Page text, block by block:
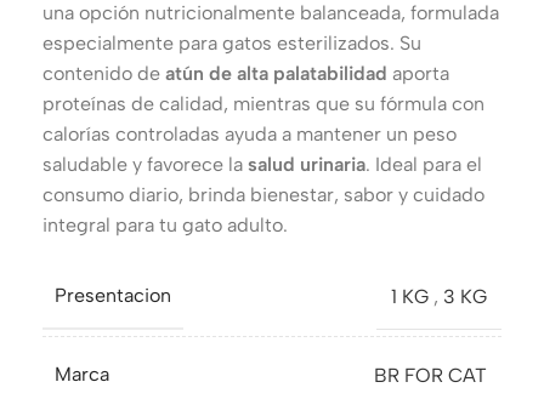
una opción nutricionalmente balanceada, formulada
especialmente para gatos esterilizados. Su
contenido de atún de alta palatabilidad aporta
proteínas de calidad, mientras que su fórmula con
calorías controladas ayuda a mantener un peso
saludable y favorece la salud urinaria. Ideal para el
consumo diario, brinda bienestar, sabor y cuidado
integral para tu gato adulto.
Presentacion 1 KG , 3 KG
Marca BR FOR CAT